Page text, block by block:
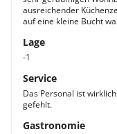
Apartment (3
Die flächenmäßig
verfügen über 3
Personen. Sie
zum Relaxen und
Erkundungstag auf
Möglichkeit, sich
diese gemeinsam
der Terrasse zu
ausreichender
auf eine kleine Bucht
Lage
-1
Service
Das Personal ist
gefehlt.
Gastronomie